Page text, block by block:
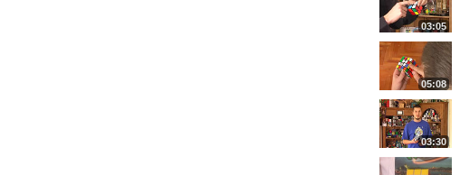
03:05
05:08
03:30